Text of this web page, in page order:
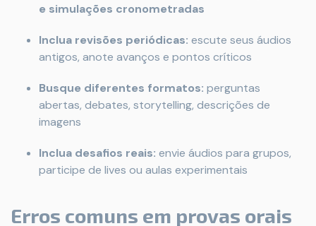
e simulações cronometradas
Inclua revisões periódicas: escute seus áudios
antigos, anote avanços e pontos críticos
Busque diferentes formatos: perguntas
abertas, debates, storytelling, descrições de
imagens
Inclua desafios reais: envie áudios para grupos,
participe de lives ou aulas experimentais
Erros comuns em provas orais